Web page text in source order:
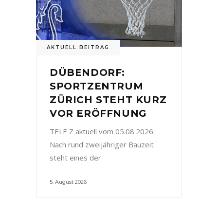
AKTUELL BEITRAG
DÜBENDORF:
SPORTZENTRUM
ZÜRICH STEHT KURZ
VOR ERÖFFNUNG
TELE Z aktuell vom 05.08.2026:
Nach rund zweijähriger Bauzeit
steht eines der
5. August 2026